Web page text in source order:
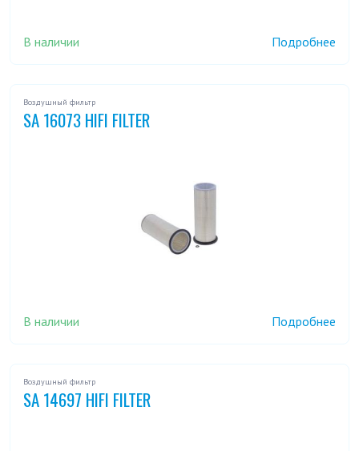
В наличии Подробнее
Воздушный фильтр
SA 16073 HIFI FILTER
В наличии Подробнее
Воздушный фильтр
SA 14697 HIFI FILTER